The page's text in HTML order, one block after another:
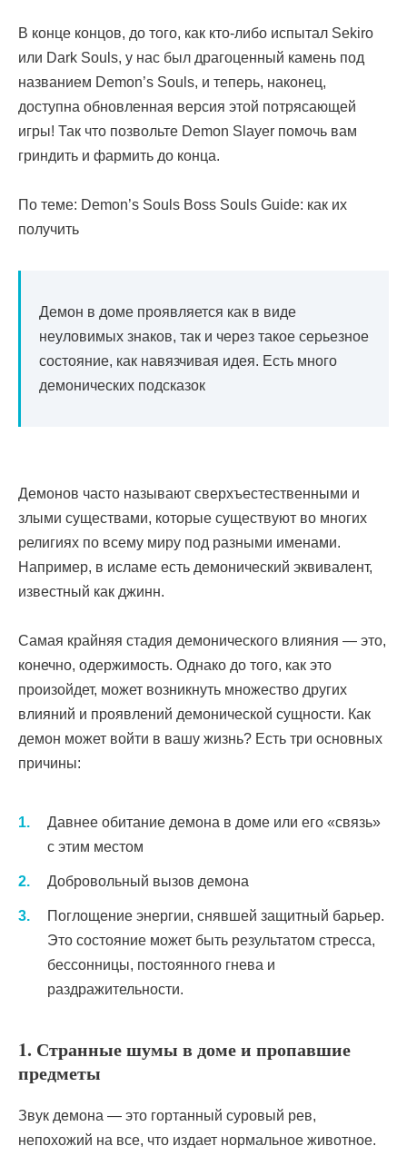
В конце концов, до того, как кто-либо испытал Sekiro
или Dark Souls, у нас был драгоценный камень под
названием Demon’s Souls, и теперь, наконец,
доступна обновленная версия этой потрясающей
игры! Так что позвольте Demon Slayer помочь вам
гриндить и фармить до конца.
По теме: Demon’s Souls Boss Souls Guide: как их
получить
Демон в доме проявляется как в виде
неуловимых знаков, так и через такое серьезное
состояние, как навязчивая идея. Есть много
демонических подсказок
Демонов часто называют сверхъестественными и
злыми существами, которые существуют во многих
религиях по всему миру под разными именами.
Например, в исламе есть демонический эквивалент,
известный как джинн.
Самая крайняя стадия демонического влияния — это,
конечно, одержимость. Однако до того, как это
произойдет, может возникнуть множество других
влияний и проявлений демонической сущности. Как
демон может войти в вашу жизнь? Есть три основных
причины:
Давнее обитание демона в доме или его «связь»
с этим местом
Добровольный вызов демона
Поглощение энергии, снявшей защитный барьер.
Это состояние может быть результатом стресса,
бессонницы, постоянного гнева и
раздражительности.
1. Странные шумы в доме и пропавшие
предметы
Звук демона — это гортанный суровый рев,
непохожий на все, что издает нормальное животное.